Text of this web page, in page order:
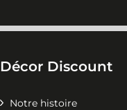
Décor Discount
Notre histoire